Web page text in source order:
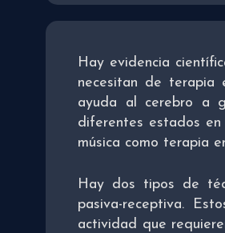
Hay evidencia
necesitan de terapia
ayuda al cerebro a
diferentes estados en
música como terapia
Hay dos tipos de
pasiva-receptiva.
actividad que